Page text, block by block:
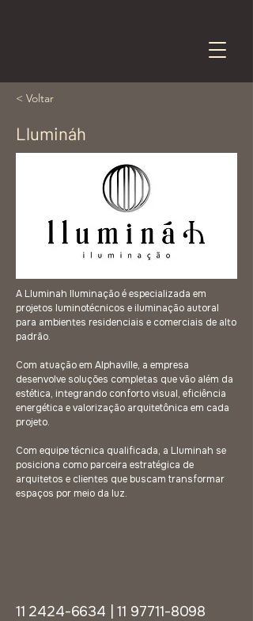
< Voltar
Llumináh
A Lluminah Iluminação é especializada em
projetos luminotécnicos e iluminação autoral
para ambientes residenciais e comerciais de alto
padrão.
Com atuação em Alphaville, a empresa
desenvolve soluções completas que vão além da
estética, integrando conforto visual, eficiência
energética e valorização arquitetônica em cada
projeto.
Com equipe técnica qualificada, a Lluminah se
posiciona como parceira estratégica de
arquitetos e clientes que buscam transformar
espaços por meio da luz.
11 2424-6634 |11 97711-8098